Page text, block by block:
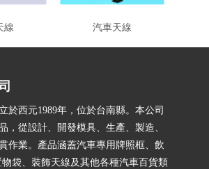
線 汽車天線
於西元1989年，位於台南縣。本公司
，從設計、開發模具、生產、製造、
作業。產品涵蓋汽車專用牌照框、飲
袋、裝飾天線及其他各種汽車百貨類